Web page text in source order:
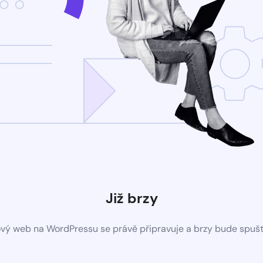
Již brzy
web na WordPressu se právě připravuje a brzy bude